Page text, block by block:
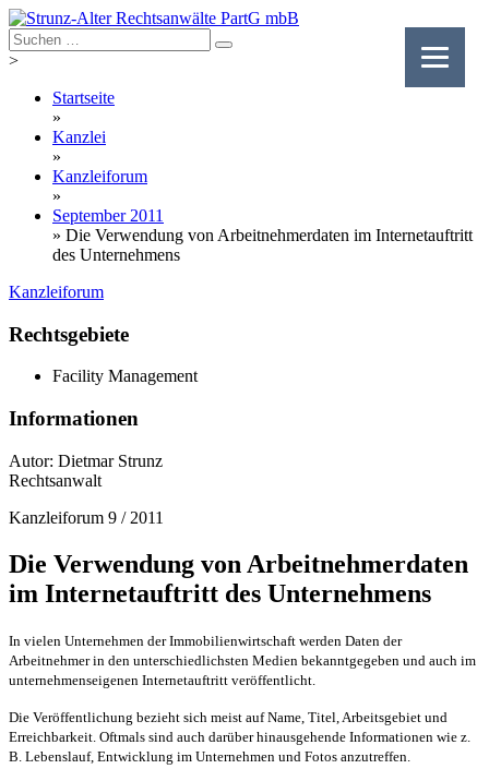
Skip
to
content
>
Startseite
»
Kanzlei
»
Kanzleiforum
»
September 2011
» Die Verwendung von Arbeitnehmerdaten im Internetauftritt
des Unternehmens
Kanzleiforum
Rechtsgebiete
Facility Management
Informationen
Autor: Dietmar Strunz
Rechtsanwalt
Kanzleiforum 9 / 2011
Die Verwendung von Arbeitnehmerdaten
im Internetauftritt des Unternehmens
In vielen Unternehmen der Immobilienwirtschaft werden Daten der
Arbeitnehmer in den unterschiedlichsten Medien bekanntgegeben und auch im
unternehmenseigenen Internetauftritt veröffentlicht.
Die Veröffentlichung bezieht sich meist auf Name, Titel, Arbeitsgebiet und
Erreichbarkeit. Oftmals sind auch darüber hinausgehende Informationen wie z.
B. Lebenslauf, Entwicklung im Unternehmen und Fotos anzutreffen.